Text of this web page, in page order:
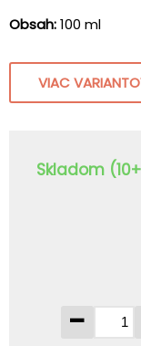
Obsah:100 ml
VIAC
Skladom
-